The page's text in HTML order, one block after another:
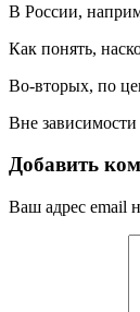
В России,
Как понять,
Во-вторых, по
Вне
Добавить
Ваш адрес email